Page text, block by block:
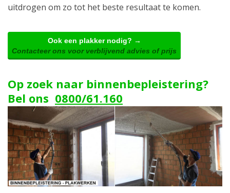
uitdrogen om zo tot het beste resultaat te komen.
Ook een plakker nodig? →
Contacteer ons voor verblijvend advies of prijs
Op zoek naar binnenbepleistering?
Bel ons 0800/61.160